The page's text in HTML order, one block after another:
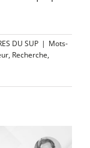
DU SUP | Mots-
, Recherche,